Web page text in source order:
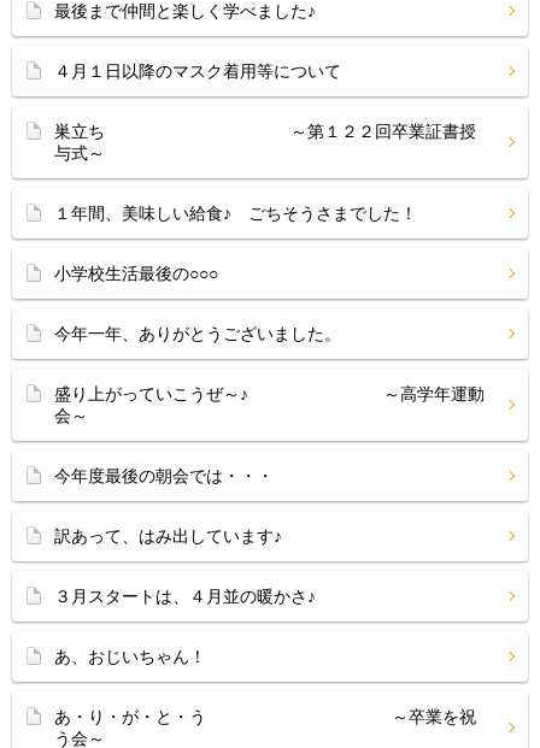
最後まで仲間と楽しく学べました♪
４月１日以降のマスク着用等について
巣立ち ～第１２２回卒業証書授
与式～
１年間、美味しい給食♪ ごちそうさまでした！
小学校生活最後の○○○
今年一年、ありがとうございました。
盛り上がっていこうぜ～♪ ～高学年運動
会～
今年度最後の朝会では・・・
訳あって、はみ出しています♪
３月スタートは、４月並の暖かさ♪
あ、おじいちゃん！
あ・り・が・と・う ～卒業を祝
う会～